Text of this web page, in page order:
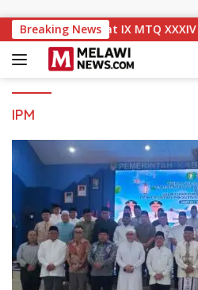
Breaking News
Naik ke Peringkat IX MTQ XXXIV
IPM